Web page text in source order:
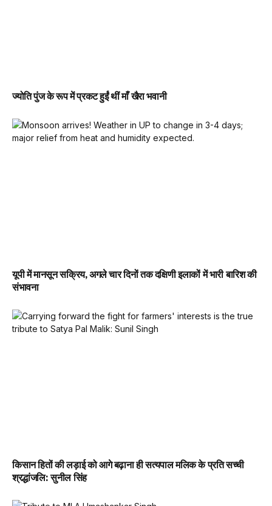
ज्योति पुंज के रूप में प्रकट हुईं थीं माँ खैरा भवानी
यूपी में मानसून सक्रिय, अगले चार दिनों तक दक्षिणी इलाकों में भारी बारिश की
संभावना
किसान हितों की लड़ाई को आगे बढ़ाना ही सत्यपाल मलिक के प्रति सच्ची
श्रद्धांजलि: सुनील सिंह